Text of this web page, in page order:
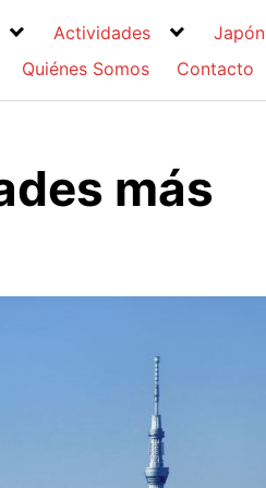
Actividades
Japón
Quiénes Somos Contacto
más